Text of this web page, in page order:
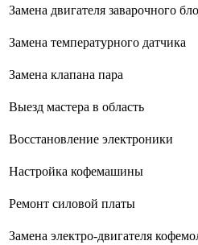
Замена двигателя заварочного
Замена температурного датчика
Замена клапана пара
Выезд мастера в область
Восстановление электроники
Настройка кофемашины
Ремонт силовой платы
Замена электро-двигателя